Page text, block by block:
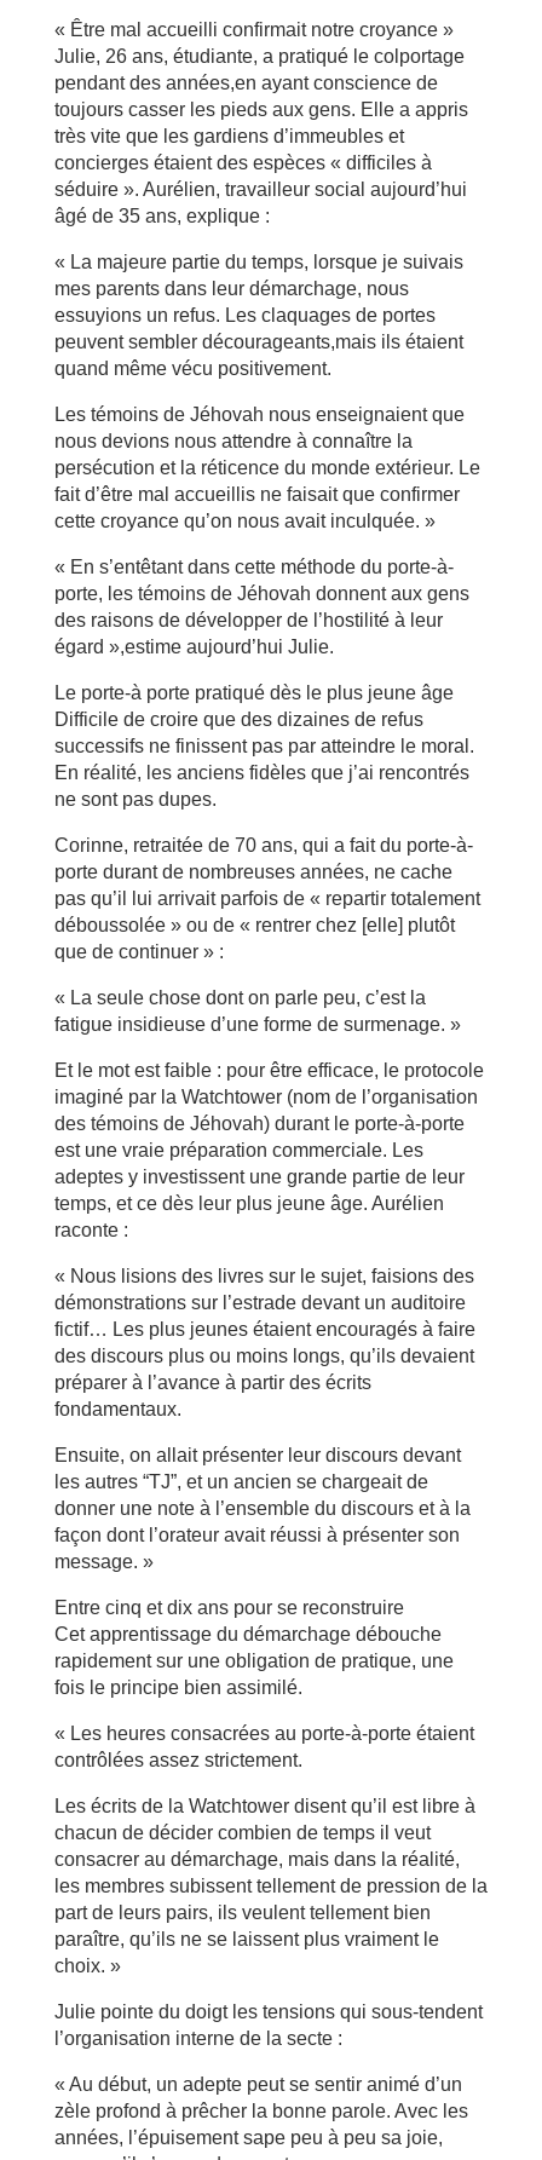
« Être mal accueilli confirmait notre croyance »
Julie, 26 ans, étudiante, a pratiqué le colportage
pendant des années,en ayant conscience de
toujours casser les pieds aux gens. Elle a appris
très vite que les gardiens d’immeubles et
concierges étaient des espèces « difficiles à
séduire ». Aurélien, travailleur social aujourd’hui
âgé de 35 ans, explique :
« La majeure partie du temps, lorsque je suivais
mes parents dans leur démarchage, nous
essuyions un refus. Les claquages de portes
peuvent sembler décourageants,mais ils étaient
quand même vécu positivement.
Les témoins de Jéhovah nous enseignaient que
nous devions nous attendre à connaître la
persécution et la réticence du monde extérieur. Le
fait d’être mal accueillis ne faisait que confirmer
cette croyance qu’on nous avait inculquée. »
« En s’entêtant dans cette méthode du porte-à-
porte, les témoins de Jéhovah donnent aux gens
des raisons de développer de l’hostilité à leur
égard »,estime aujourd’hui Julie.
Le porte-à porte pratiqué dès le plus jeune âge
Difficile de croire que des dizaines de refus
successifs ne finissent pas par atteindre le moral.
En réalité, les anciens fidèles que j’ai rencontrés
ne sont pas dupes.
Corinne, retraitée de 70 ans, qui a fait du porte-à-
porte durant de nombreuses années, ne cache
pas qu’il lui arrivait parfois de « repartir totalement
déboussolée » ou de « rentrer chez [elle] plutôt
que de continuer » :
« La seule chose dont on parle peu, c’est la
fatigue insidieuse d’une forme de surmenage. »
Et le mot est faible : pour être efficace, le protocole
imaginé par la Watchtower (nom de l’organisation
des témoins de Jéhovah) durant le porte-à-porte
est une vraie préparation commerciale. Les
adeptes y investissent une grande partie de leur
temps, et ce dès leur plus jeune âge. Aurélien
raconte :
« Nous lisions des livres sur le sujet, faisions des
démonstrations sur l’estrade devant un auditoire
fictif… Les plus jeunes étaient encouragés à faire
des discours plus ou moins longs, qu’ils devaient
préparer à l’avance à partir des écrits
fondamentaux.
Ensuite, on allait présenter leur discours devant
les autres “TJ”, et un ancien se chargeait de
donner une note à l’ensemble du discours et à la
façon dont l’orateur avait réussi à présenter son
message. »
Entre cinq et dix ans pour se reconstruire
Cet apprentissage du démarchage débouche
rapidement sur une obligation de pratique, une
fois le principe bien assimilé.
« Les heures consacrées au porte-à-porte étaient
contrôlées assez strictement.
Les écrits de la Watchtower disent qu’il est libre à
chacun de décider combien de temps il veut
consacrer au démarchage, mais dans la réalité,
les membres subissent tellement de pression de la
part de leurs pairs, ils veulent tellement bien
paraître, qu’ils ne se laissent plus vraiment le
choix. »
Julie pointe du doigt les tensions qui sous-tendent
l’organisation interne de la secte :
« Au début, un adepte peut se sentir animé d’un
zèle profond à prêcher la bonne parole. Avec les
années, l’épuisement sape peu à peu sa joie,